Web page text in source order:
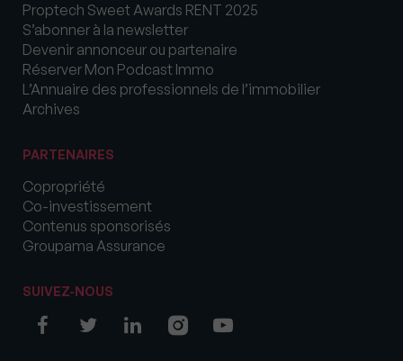
Proptech Sweet Awards RENT 2025
S’abonner à la newsletter
Devenir annonceur ou partenaire
Réserver Mon Podcast Immo
L’Annuaire des professionnels de l’immobilier
Archives
PARTENAIRES
Copropriété
Co-investissement
Contenus sponsorisés
Groupama Assurance
SUIVEZ-NOUS